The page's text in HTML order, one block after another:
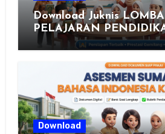
Download Juknis
PELAJARAN
ISLAM DAN SENI
SEKOLAH DASAR XXVII
JAWA TENGAH TAHUN
Download